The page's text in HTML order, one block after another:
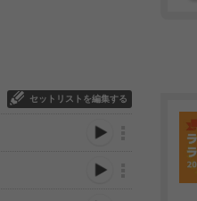
セットリストを編集する